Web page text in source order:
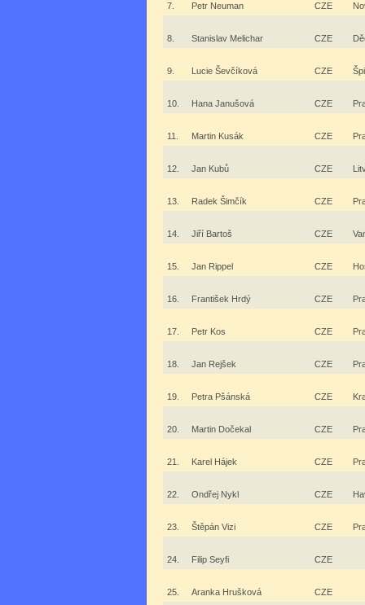
7. Petr Neuman CZE
8. Stanislav Melichar CZE
9. Lucie Ševčíková CZE
10. Hana Janušová CZE
11. Martin Kusák CZE
12. Jan Kubů CZE
13. Radek Šimčík CZE
14. Jiří Bartoš CZE
15. Jan Rippel CZE
16. František Hrdý CZE
17. Petr Kos CZE
18. Jan Rejšek CZE
19. Petra Pšánská CZE
20. Martin Dočekal CZE
21. Karel Hájek CZE
22. Ondřej Nykl CZE
23. Štěpán Vizi CZE
24. Filip Seyfi CZE
25. Aranka Hrušková CZE